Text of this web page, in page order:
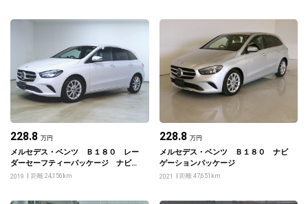
228.8 万円
メルセデス・ベンツ Ｂ１８０ レー
ダーセーフティーパッケージ ナビゲ
ーションパッケージ
2019 距離 24,156km
228.8 万円
メルセデス・ベンツ Ｂ１８０ ナビ
ゲーションパッケージ
2021 距離 47,651km